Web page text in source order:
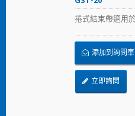
捲式結束帶適用
添加到詢問車
立即詢問